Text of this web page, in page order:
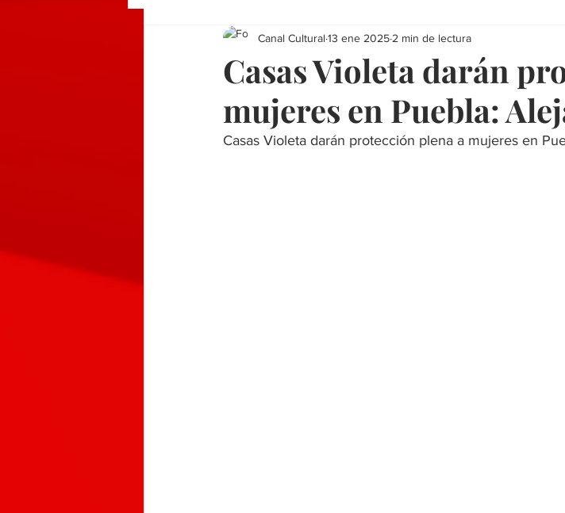
Casas Violeta darán
mujeres en Puebla:
Canal Cultural 13 ene 2025 2 min de lectura
Casas Violeta darán protección plena a mujeres en